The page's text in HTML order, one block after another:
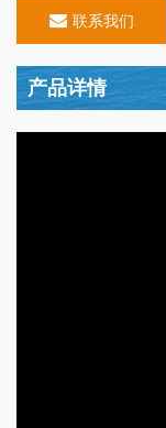
联系我们
产品详情